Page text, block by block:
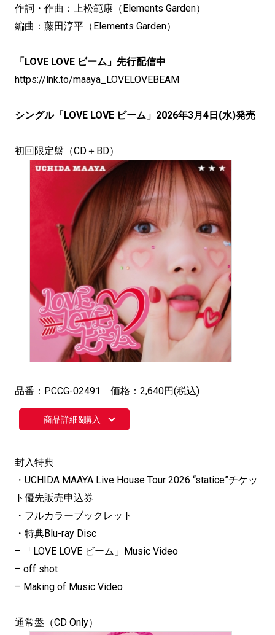
作詞・作曲：上松範康（Elements Garden）
編曲：藤田淳平（Elements Garden）
「LOVE LOVE ビーム」先行配信中
https://lnk.to/maaya_LOVELOVEBEAM
シングル「LOVE LOVE ビーム」2026年3月4日(水)発売
初回限定盤（CD＋BD）
品番：PCCG-02491 価格：2,640円(税込)
商品詳細&購入
封入特典
・UCHIDA MAAYA Live House Tour 2026 “statice”チケッ
ト優先販売申込券
・フルカラーブックレット
・特典Blu-ray Disc
– 「LOVE LOVE ビーム」Music Video
– off shot
– Making of Music Video
通常盤（CD Only）